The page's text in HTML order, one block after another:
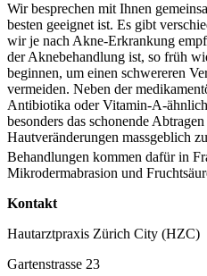
Wir besprechen mit Ihnen
besten geeignet ist. Es gibt
wir je nach Akne-Erkrankung
der Aknebehandlung ist, so früh
beginnen, um einen schwereren
vermeiden. Neben der
Antibiotika oder Vitamin-A-
besonders das schonende
Hautveränderungen massgeblich
Behandlungen kommen dafür in
Mikrodermabrasion und
Kontakt
Hautarztpraxis Zürich City (HZC)
Gartenstrasse 23